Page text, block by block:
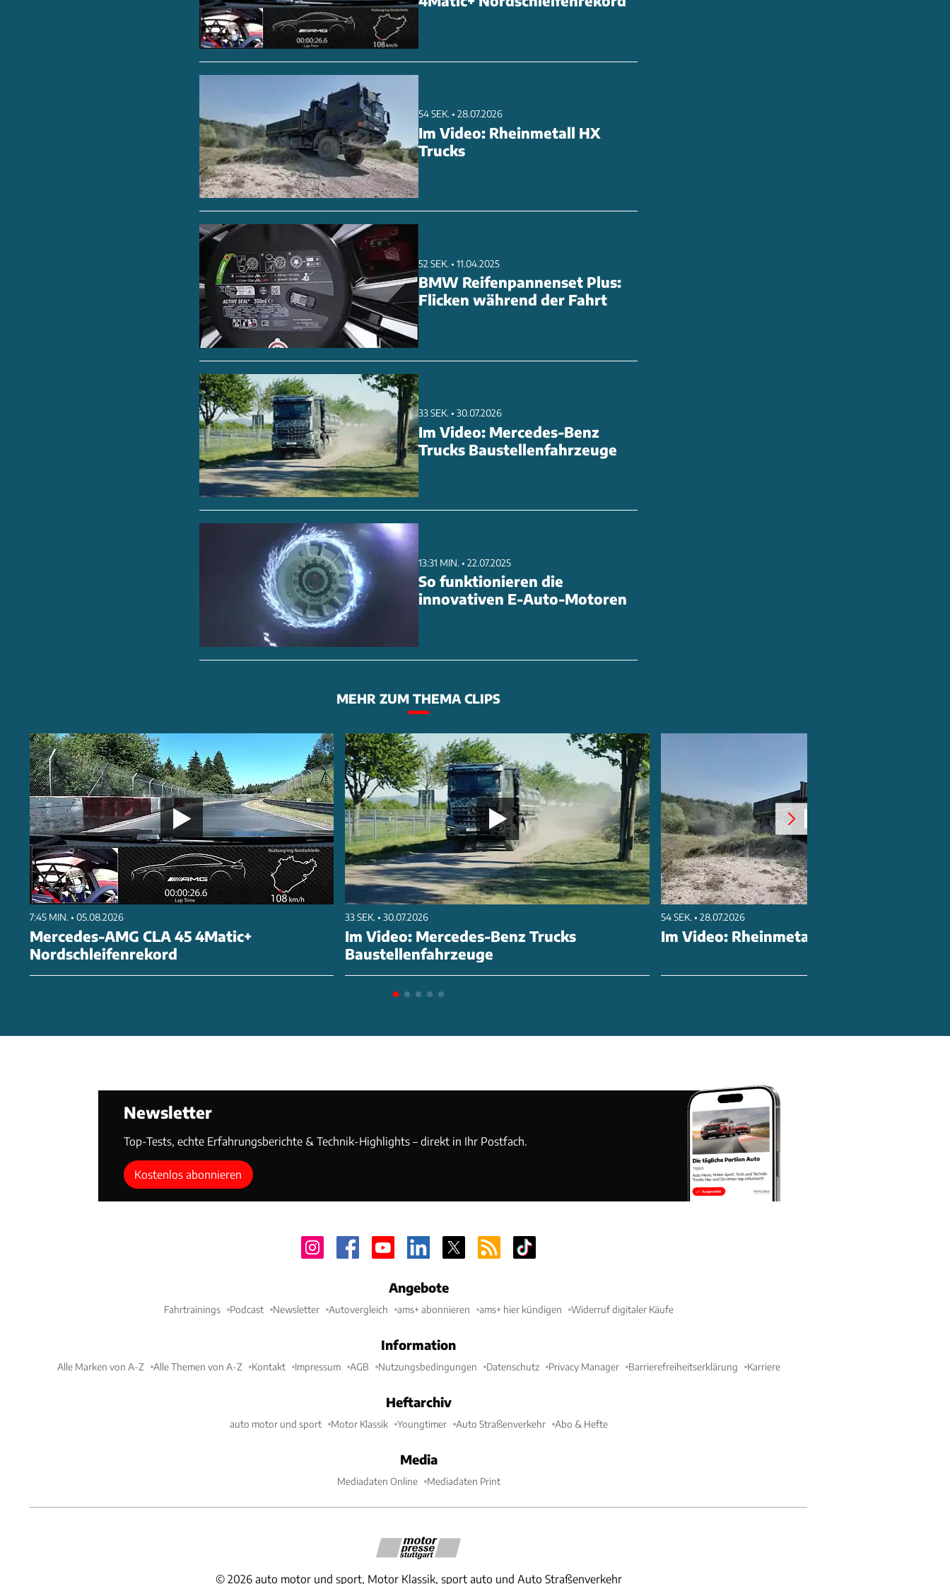
Mennekes bietet dafür ein Netzwerk zertifizierter Installateure und unterstützt
bei der Planung der individuellen Ladelösung. Über die Online-Partnersuche f
54 SEK. • 28.07.2026
Im Video: Rheinmetall HX
Trucks
52 SEK. • 11.04.2025
BMW Reifenpannenset Plus:
Flicken während der Fahrt
33 SEK. • 30.07.2026
Im Video: Mercedes-Benz
Trucks Baustellenfahrzeuge
13:31 MIN. • 22.07.2025
So funktionieren die
innovativen E-Auto-Motoren
MEHR ZUM THEMA CLIPS
7:45 MIN. • 05.08.2026
Mercedes-AMG CLA 45 4Matic+
Nordschleifenrekord
33 SEK. • 30.07.2026
Im Video: Mercedes-Benz Trucks
Baustellenfahrzeuge
54 SEK. • 28.07.2026
Im Video: Rheinmetall HX Trucks
Newsletter
Top-Tests, echte Erfahrungsberichte & Technik-Highlights – direkt in Ihr Postfach.
Kostenlos abonnieren
Angebote
Fahrtrainings Podcast Newsletter Autovergleich ams+ abonnieren ams+ hier kündigen Widerruf digitaler Käufe
Information
Alle Marken von A-Z Alle Themen von A-Z Kontakt Impressum AGB Nutzungsbedingungen Datenschutz Privacy Manager Barrierefreiheitserklärung Karriere
Heftarchiv
auto motor und sport Motor Klassik Youngtimer Auto Straßenverkehr Abo & Hefte
Media
Mediadaten Online Mediadaten Print
© 2026 auto motor und sport, Motor Klassik, sport auto und Auto Straßenverkehr